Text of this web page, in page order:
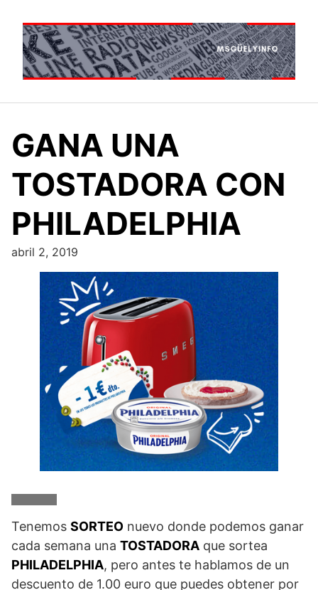
contenido
GANA UNA
TOSTADORA CON
PHILADELPHIA
abril 2, 2019
Tenemos SORTEO nuevo donde podemos ganar
cada semana una TOSTADORA que sortea
PHILADELPHIA, pero antes te hablamos de un
descuento de 1.00 euro que puedes obtener por